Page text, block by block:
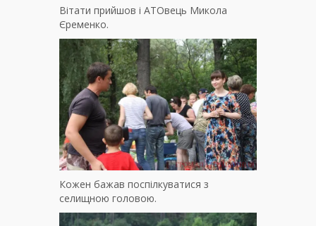
Вітати прийшов і АТОвець Микола
Єременко.
Кожен бажав поспілкуватися з
селищною головою.